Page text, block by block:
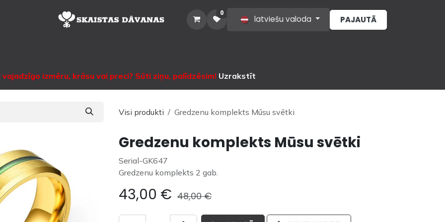
0
latviešu valoda PAJAUTĀ
izmēru, krāsu vai preci? Sūti ziņu, palīdzēsim! Uzrakstīt
Visi produkti Gredzenu komplekts Mūsu svētki
Gredzenu komplekts Mūsu svētki
Serial-GK647
Gredzenu komplekts 2 gab.
43,00 € 48,00€